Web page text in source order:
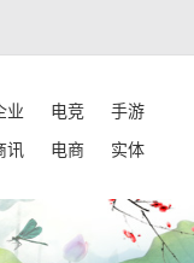
业 电竞 手游
讯 电商 实体